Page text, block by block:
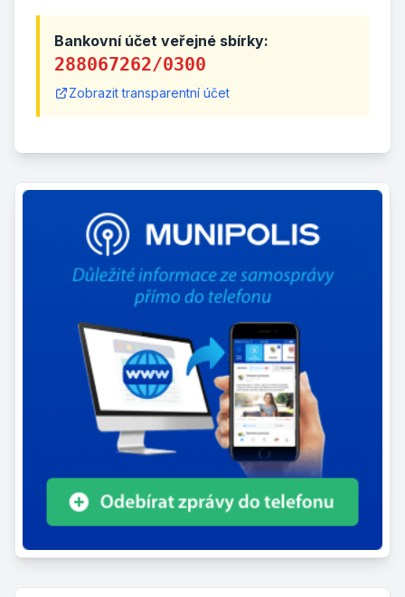
Bankovní účet veřejné sbírky:
288067262/0300
Zobrazit transparentní účet